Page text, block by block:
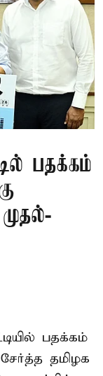
பதக்கம்
பதக்கம்
தமிழக